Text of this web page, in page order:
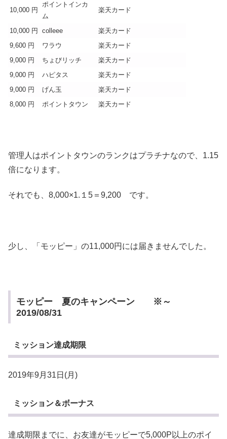
10,000 円
ポイントインカ
ム
楽天カード
10,000 円 colleee
楽天カード
9,600 円
ワラウ
楽天カード
9,000 円
ちょびリッチ
楽天カード
9,000 円
ハピタス
楽天カード
9,000 円
げん玉
楽天カード
8,000 円
ポイントタウン 楽天カード
管理人はポイントタウンのランクはプラチナなので、1.15
倍になります。
それでも、8,000×1.１5＝9,200 です。
少し、「モッピー」の11,000円には届きませんでした。
モッピー 夏のキャンペーン ※～
2019/08/31
ミッション達成期限
2019年9月31日(月)
ミッション＆ボーナス
達成期限までに、お友達がモッピーで5,000P以上のポイ